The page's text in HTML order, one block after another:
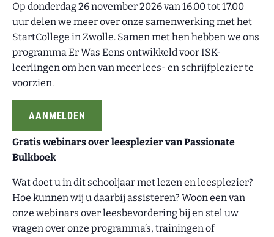
Op donderdag 26 november 2026 van 16.00 tot 17.00
uur delen we meer over onze samenwerking met het
StartCollege in Zwolle. Samen met hen hebben we ons
programma Er Was Eens ontwikkeld voor ISK-
leerlingen om hen van meer lees- en schrijfplezier te
voorzien.
AANMELDEN
Gratis webinars over leesplezier van Passionate
Bulkboek
Wat doet u in dit schooljaar met lezen en leesplezier?
Hoe kunnen wij u daarbij assisteren? Woon een van
onze webinars over leesbevordering bij en stel uw
vragen over onze programma’s, trainingen of